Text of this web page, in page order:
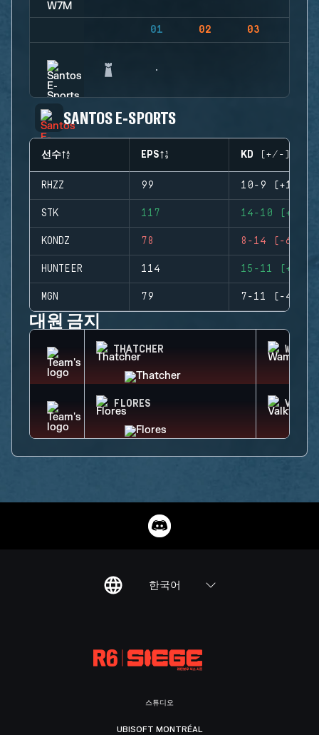
01 02 03
SANTOS E-SPORTS
선수 EPS KD (+/-)
RHZZ 99 10-9 (+1)
STK 117 14-10 (+4)
KONDZ 78 8-14 (-6)
HUNTEER 114 15-11 (+4)
MGN 79 7-11 (-4)
대원 금지
THATCHER WAMAI
FLORES
한국어
스튜디오
UBISOFT MONTRÉAL